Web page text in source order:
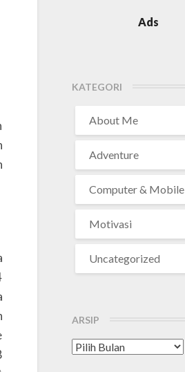
Ads
KATEGORI
About Me
Adventure
Computer & Mobile
Motivasi
Uncategorized
ARSIP
Arsip